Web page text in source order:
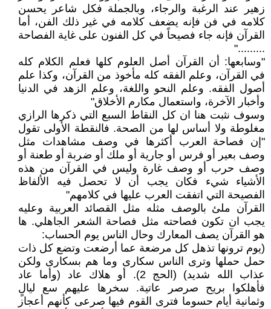
زهير عند الرغبة والرجاء، وبالجملة فكل شاعر يحسن
كلامه في فن فإنه يضعف كلامه في غير ذلك الفن، أما
القرآن فإنه جاء فصيحاً في كل الفنون على غاية الفصاحة
........."
"وسابعها: أن القرآن أصل العلوم كلها فعلم الكلام كله
في القرآن، وعلم الفقه كله مأخوذ من القرآن، وكذا علم
أصول الفقه. وعلم النحو واللغة، وعلم الزهد في الدنيا
وأخبار الآخرة، واستعمال مكارم الأخلاق"
وسوف نثبت هنا ان كل النقاط السبع التي ذكرها الرازي
مغلوطة ولا أساس لها من الصحة. فالنقطة الأولى تقول
"إن فصاحة العرب أكثرها في وصف مشاهدات مثل
وصف بعير أو فرس أو جارية أو ملك أو ضربة أو طعنة أو
وصف حرب أو وصف غارة وليس في القرآن من هذه
الأشياء شيء فكان يجب أن لا تحصل فيه الألفاظ
الفصيحة التي اتفقت العرب عليها في كلامهم"
القرآن ملئ بالوصف مثله مثل القصائد العربية وعليه
يجب ان تكون فصاحته مثل فصاحة الشعر الجاهلي. ها
هو القرآن يصف المعارك وحال الناس يوم الحساب:
(يوم ترونها تذهل كل مرضعة عما أرضعت وتضع كل ذات
حمل حملها وترى الناس سكارى وما هم بسكارى ولكن
عذاب الله شديد) (الحج 2). أو هلاك عاد (وأما عاد
فأهلكوا بريح صرصر عاتية. سخرها عليهم سع ليالٍ
وثمانية أيام حسوما فترى القوم فيها صرعى كأنهم أعجاز